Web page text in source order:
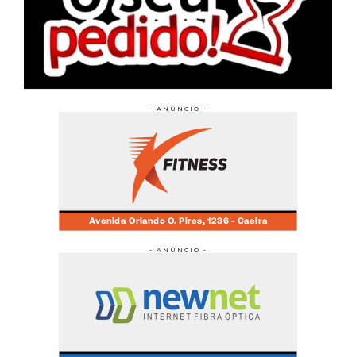
- ANÚNCIO -
- ANÚNCIO -